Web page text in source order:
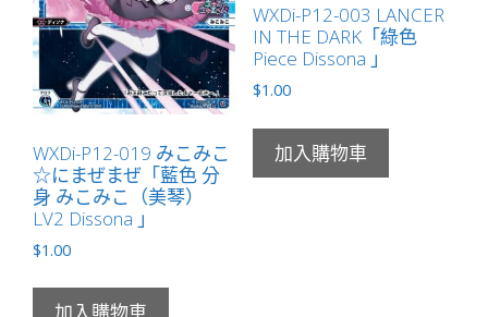
WXDi-P12-019 みこみこ
☆にまぜまぜ「藍色 分
身 みこみこ（美琴）
LV2 Dissona 」
$1.00
WXDi-P12-003 LANCER
IN THE DARK「綠色
Piece Dissona 」
$1.00
加入購物車